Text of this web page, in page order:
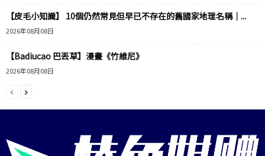
【皮毛小知識】 10個仍然常見但早已不存在的舊國家地理名稱｜...
2026年08月08日
【Badiucao 巴丟草】漫畫《竹維尼》
2026年08月08日